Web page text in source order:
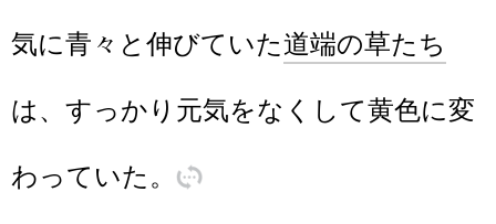
気に青々 と 伸びていた道端の草たち
は、 すっかり 元気をなくして黄色に変
わっていた 。 訳